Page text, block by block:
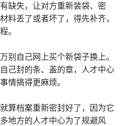
缺失，让对方重新装袋、密
料丢了或者坏了，得先补齐，
。
别自己网上买个新袋子换上。
己封的条、盖的章，人才中心
情搞得更麻烦。
算档案重新密封好了，因为它
地方的人才中心为了规避风